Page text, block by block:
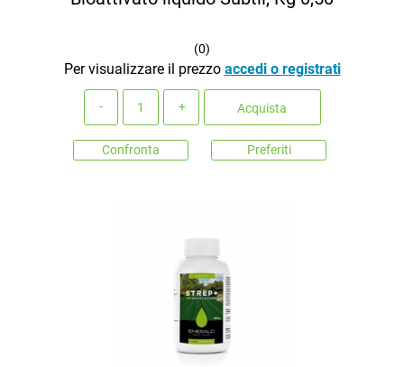
(0)
Per visualizzare il prezzo accedi o registrati
Acquista
Confronta Preferiti